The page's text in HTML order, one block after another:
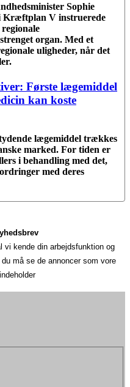
Sophie
Kræftplan V instruerede
organ. Med et
uligheder, når det
Første lægemiddel
kan koste
lægemiddel trækkes
marked. For tiden er
i behandling med det,
med deres
vi kende din arbejdsfunktion og
må se de annoncer som vore